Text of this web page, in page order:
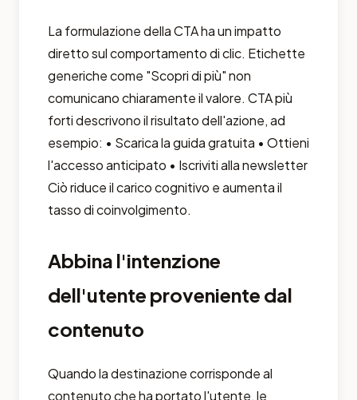
La formulazione della CTA ha un impatto
diretto sul comportamento di clic. Etichette
generiche come "Scopri di più" non
comunicano chiaramente il valore. CTA più
forti descrivono il risultato dell'azione, ad
esempio: • Scarica la guida gratuita • Ottieni
l'accesso anticipato • Iscriviti alla newsletter
Ciò riduce il carico cognitivo e aumenta il
tasso di coinvolgimento.
Abbina l'intenzione
dell'utente proveniente dal
contenuto
Quando la destinazione corrisponde al
contenuto che ha portato l'utente, le